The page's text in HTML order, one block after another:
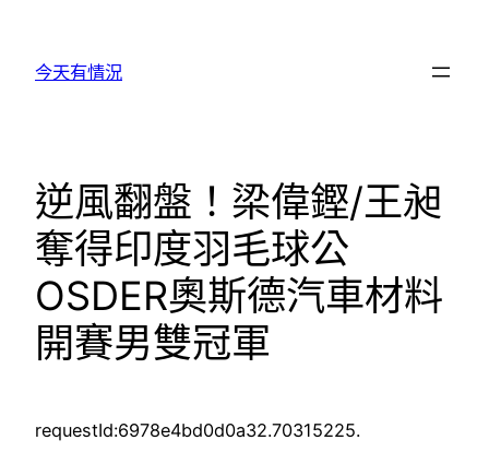
今天有情況
逆風翻盤！梁偉鏗/王昶
奪得印度羽毛球公
OSDER奧斯德汽車材料
開賽男雙冠軍
requestId:6978e4bd0d0a32.70315225.